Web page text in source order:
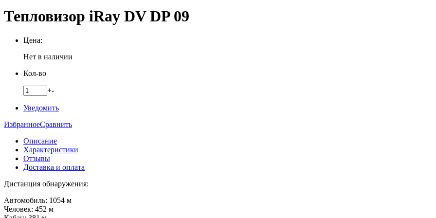
Тепловизор iRay DV DP 09
Цена:
Нет в наличии
Кол-во
+-
Уведомить
ИзбранноеСравнить
Описание
Характеристики
Отзывы
Доставка и оплата
Дистанция обнаружения:
Автомобиль: 1054 м
Человек: 452 м